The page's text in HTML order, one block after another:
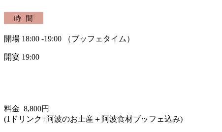
開場 18:00 -19:00 （ブッフェタイム）
開宴 19:00
料金 8,800円
(1ドリンク+阿波のお土産＋阿波食材ブッフェ込み)